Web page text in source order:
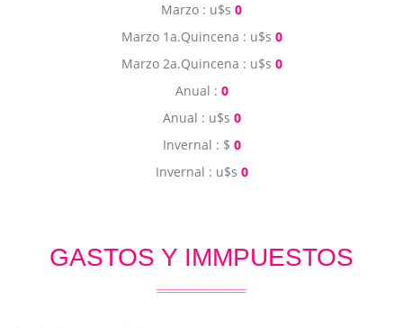
Marzo : u$s 0
Marzo 1a.Quincena : u$s 0
Marzo 2a.Quincena : u$s 0
Anual : 0
Anual : u$s 0
Invernal : $ 0
Invernal : u$s 0
GASTOS Y IMMPUESTOS